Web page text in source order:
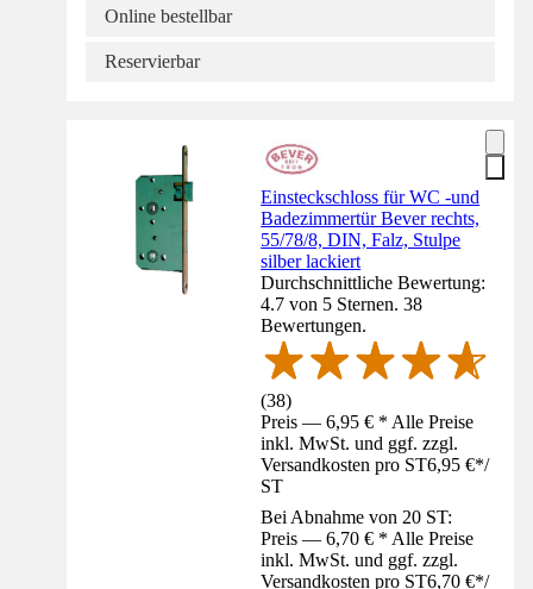
Online bestellbar
Reservierbar
Einsteckschloss für WC -und
Badezimmertür Bever rechts,
55/78/8, DIN, Falz, Stulpe
silber lackiert
Durchschnittliche Bewertung:
4.7 von 5 Sternen. 38
Bewertungen.
(38)
Preis — 6,95 € * Alle Preise
inkl. MwSt. und ggf. zzgl.
Versandkosten pro ST6,95 €*/
ST
Bei Abnahme von 20 ST:
Preis — 6,70 € * Alle Preise
inkl. MwSt. und ggf. zzgl.
Versandkosten pro ST6,70 €*/